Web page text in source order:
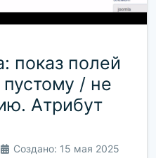
показ полей
/ не
Атрибут
Создано: 15 мая 2025